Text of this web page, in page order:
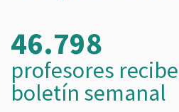
46.798
profesores
boletín semanal